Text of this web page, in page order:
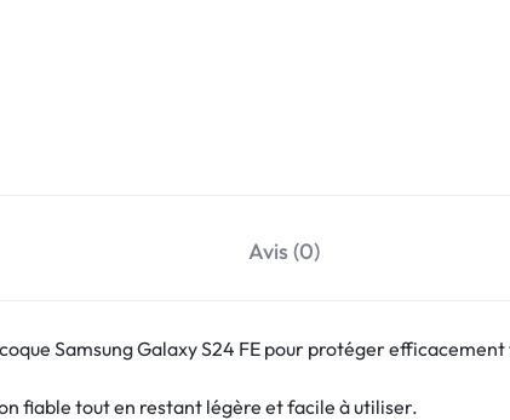
Avis (0)
Samsung Galaxy S24 FE pour protéger efficacement
fiable tout en restant légère et facile à utiliser.